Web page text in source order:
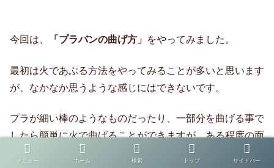
今回は、 「プラバンの曲げ方」 をやってみました。
最初は火であぶる方法をやってみることが多いと思います
が、なかなか思うような感じにはできないです。
プラが細い棒のようなものだったり、一部分を曲げる事で
したら簡単に火で曲げることができますが、ある程度の面
積を曲げるとなると少し大変です！
メニュー ホーム 検索 トップ サイドバー